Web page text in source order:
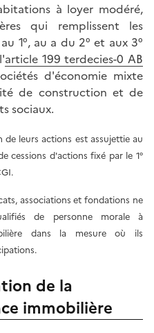
à loyer modéré,
qui remplissent les
1°, au a du 2° et aux 3°
article 199 terdecies-0 AB
d'économie mixte
de construction et de
sociaux.
de leurs actions est assujettie au
cessions d'actions fixé par le 1°
associations et fondations ne
de personne morale à
dans la mesure où ils
de la
immobilière